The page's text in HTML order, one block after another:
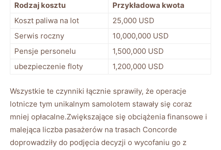
Rodzaj kosztu
Przykładowa kwota
Koszt paliwa na lot
25,000 USD
Serwis roczny
10,000,000 USD
Pensje‌ personelu
1,500,000 USD
ubezpieczenie floty
1,200,000 USD
Wszystkie te‍ czynniki łącznie sprawiły, że ‍operacje
lotnicze tym unikalnym​ samolotem ⁤stawały się coraz
mniej ‌opłacalne.Zwiększające się⁤ obciążenia finansowe i⁣
malejąca liczba pasażerów na trasach Concorde
doprowadziły do‍ podjęcia decyzji o wycofaniu go‍ z